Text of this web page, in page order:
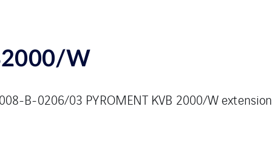
W
B-0206/03 PYROMENT KVB 2000/W extension